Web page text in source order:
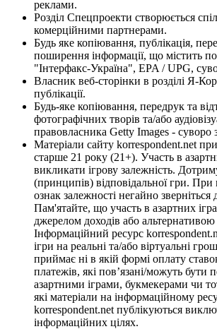
реклами.
Розділ Спецпроекти створюється
комерційними партнерами.
Будь яке копіювання, публікація,
поширення інформації, що містить
"Інтерфакс-Україна", EPA / UPG,
Власник веб-сторінки в розділі Я-
публікації.
Будь-яке копіювання, передрук та
фотографічних творів та/або
правовласника Getty Images - суворо
Матеріали сайту korrespondent.net
старше 21 року (21+). Участь в
викликати ігрову залежність.
(принципів) відповідальної гри.
ознак залежності негайно зверніться
Пам'ятайте, що участь в азартних
джерелом доходів або альтернативою
Інформаційний ресурс
ігри на реальні та/або віртуальні
приймає ні в якій формі оплату
платежів, які пов’язані/можуть бути
азартними іграми, букмекерами чи
які матеріали на інформаційному
korrespondent.net публікуються
інформаційних цілях.